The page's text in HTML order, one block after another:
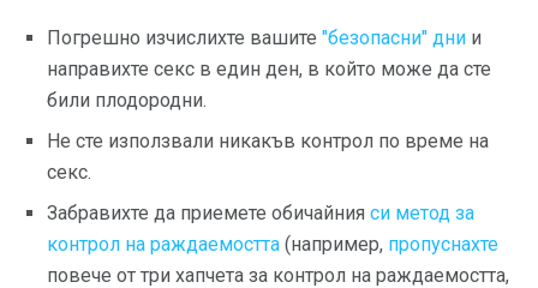
Погрешно изчислихте вашите "безопасни" дни и
направихте секс в един ден, в който може да сте
били плодородни.
Не сте използвали никакъв контрол по време на
секс.
Забравихте да приемете обичайния си метод за
контрол на раждаемостта (например, пропуснахте
повече от три хапчета за контрол на раждаемостта,